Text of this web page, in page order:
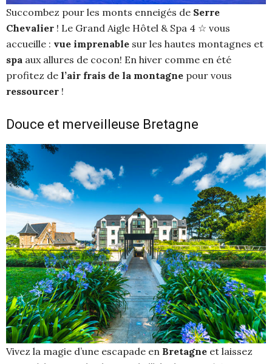
Succombez pour les monts enneigés de Serre
Chevalier ! Le Grand Aigle Hôtel & Spa 4 ☆ vous
accueille : vue imprenable sur les hautes montagnes et
spa aux allures de cocon! En hiver comme en été
profitez de l’air frais de la montagne pour vous
ressourcer !
Douce et merveilleuse Bretagne
Vivez la magie d’une escapade en Bretagne et laissez